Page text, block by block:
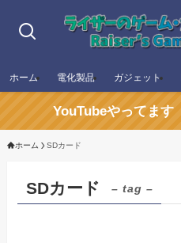
ホーム 電化製品 ガジェット
YouTubeやってます
ホーム SDカード
SDカード – tag –